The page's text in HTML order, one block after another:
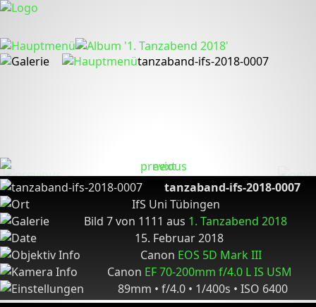
tanzaband-ifs-2018-0007
tanzaband-ifs-2018-0007
IfS Uni Tübingen
Bild 7 von 1111 aus 1. Tanzabend 2018
15. Februar 2018
Canon EOS 5D Mark III
Canon EF 70-200mm f/4.0 L IS USM
89mm • f/4.0 • 1/400s • ISO 6400